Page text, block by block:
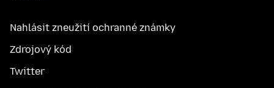
Nahlásit zneužití ochranné známky
Zdrojový kód
Twitter